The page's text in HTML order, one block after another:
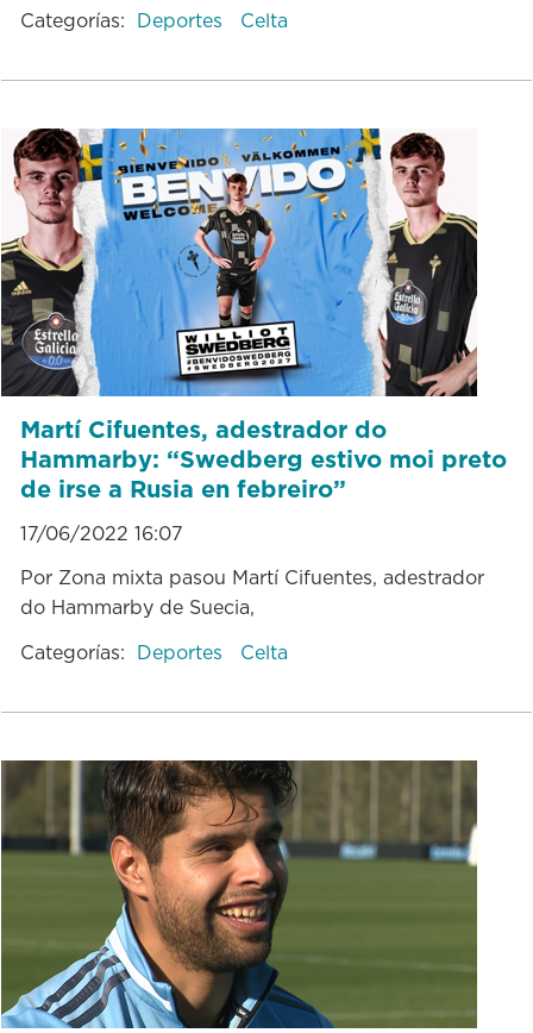
Categorías: Deportes Celta
Martí Cifuentes, adestrador do
Hammarby: “Swedberg estivo moi preto
de irse a Rusia en febreiro”
17/06/2022 16:07
Por Zona mixta pasou Martí Cifuentes, adestrador
do Hammarby de Suecia,
Categorías: Deportes Celta